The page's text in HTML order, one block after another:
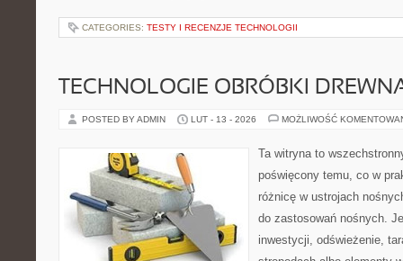
CATEGORIES: TESTY I RECENZJE TECHNOLOGII
TECHNOLOGIE OBRÓBKI
POSTED BY ADMIN LUT - 13 - 2026 MOŻLIWOŚĆ
Ta witryna to
poświęcony temu, co w
różnicę w ustrojach
do zastosowań nośnych.
inwestycji, odświeżenie,